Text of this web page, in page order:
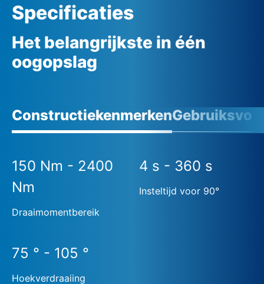
Specificaties
Het belangrijkste in één
oogopslag
Constructiekenmerken
150 Nm - 2400
Nm
Draaimomentbereik
4 s - 360 s
Insteltijd voor 90°
75 ° - 105 °
Hoekverdraaiing